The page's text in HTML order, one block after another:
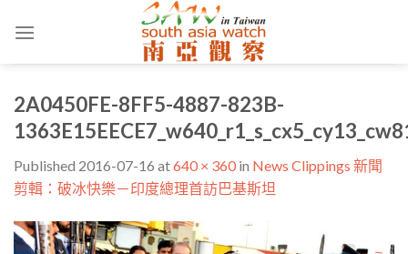
2A0450FE-8FF5-4887-823B-
Published 2016-07-16 at640 × 360 in News Clippings 新聞
剪輯：破冰快樂－印度總理首訪巴基斯坦